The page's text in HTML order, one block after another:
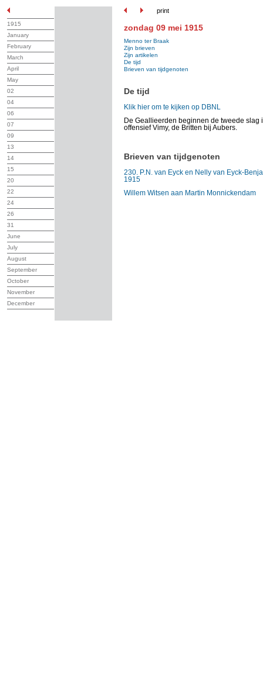
print
1915
January
February
March
April
May
02
04
06
07
09
13
14
15
20
22
24
26
31
June
July
August
September
October
November
December
zondag 09 mei 1915
Menno ter Braak
Zijn brieven
Zijn artikelen
De tijd
Brieven van tijdgenoten
De tijd
Klik hier om te kijken op DBNL
De Geallieerden beginnen de tweede slag
offensief Vimy, de Britten bij Aubers.
Brieven van tijdgenoten
230. P.N. van Eyck en Nelly van Eyck-
1915
Willem Witsen aan Martin Monnickendam